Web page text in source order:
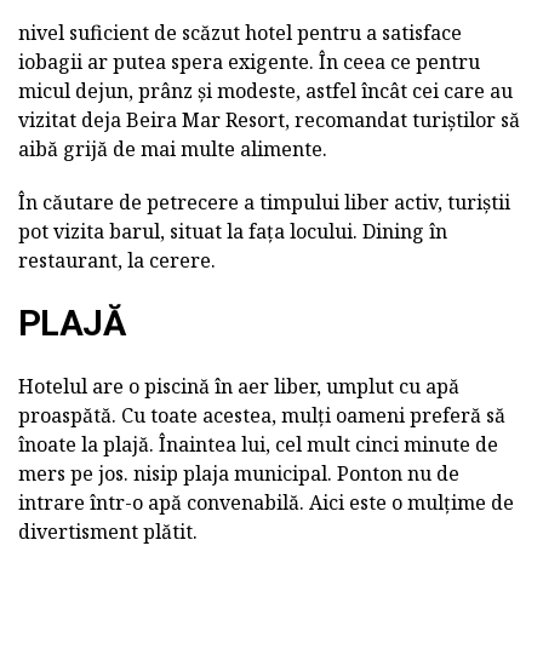
nivel suficient de scăzut hotel pentru a satisface
iobagii ar putea spera exigente. În ceea ce pentru
micul dejun, prânz și modeste, astfel încât cei care au
vizitat deja Beira Mar Resort, recomandat turiștilor să
aibă grijă de mai multe alimente.
În căutare de petrecere a timpului liber activ, turiștii
pot vizita barul, situat la fața locului. Dining în
restaurant, la cerere.
PLAJĂ
Hotelul are o piscină în aer liber, umplut cu apă
proaspătă. Cu toate acestea, mulți oameni preferă să
înoate la plajă. Înaintea lui, cel mult cinci minute de
mers pe jos. nisip plaja municipal. Ponton nu de
intrare într-o apă convenabilă. Aici este o mulțime de
divertisment plătit.